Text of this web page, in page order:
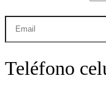
Teléfono